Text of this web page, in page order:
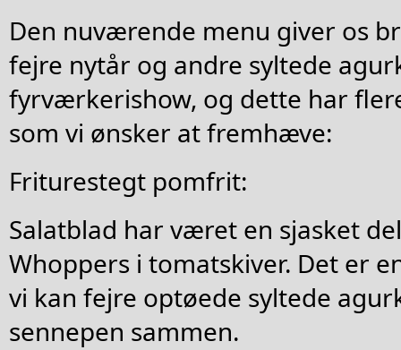
Den nuværende menu giver os
fejre nytår og andre syltede
fyrværkerishow, og dette har
som vi ønsker at fremhæve:
Friturestegt pomfrit:
Salatblad har været en sjasket
Whoppers i tomatskiver. Det er
vi kan fejre optøede syltede
sennepen sammen.